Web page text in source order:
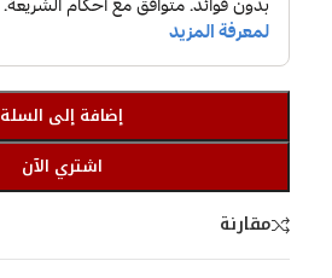
إضافة إلى السلة
اشتري الآن
مقارنة